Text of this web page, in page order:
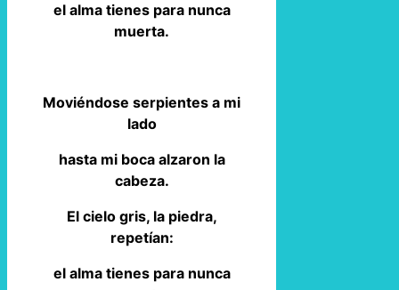
el alma tienes para nunca
muerta.
Moviéndose serpientes a mi
lado
hasta mi boca alzaron la
cabeza.
El cielo gris, la piedra,
repetían:
el alma tienes para nunca